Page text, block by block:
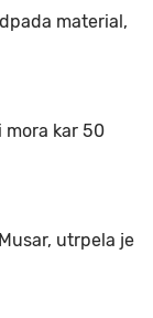
material,
kar 50
utrpela je